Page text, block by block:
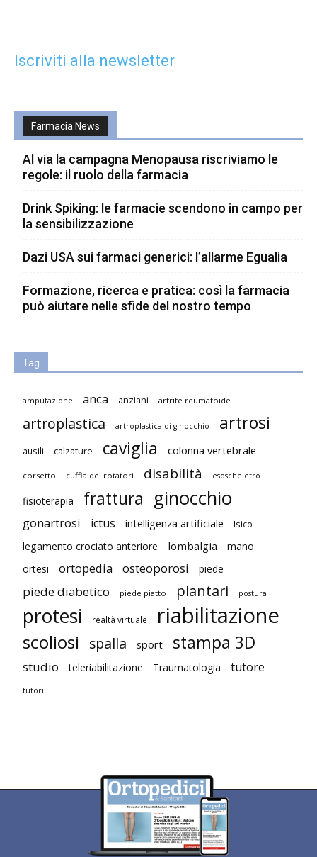
Iscriviti alla newsletter
Farmacia News
Al via la campagna Menopausa riscriviamo le
regole: il ruolo della farmacia
Drink Spiking: le farmacie scendono in campo per
la sensibilizzazione
Dazi USA sui farmaci generici: l’allarme Egualia
Formazione, ricerca e pratica: così la farmacia
può aiutare nelle sfide del nostro tempo
Tag
amputazione anca anziani artrite reumatoide
artroplastica artroplastica di ginocchio artrosi
ausili calzature caviglia colonna vertebrale
corsetto cuffia dei rotatori disabilità esoscheletro
fisioterapia frattura ginocchio
gonartrosi ictus intelligenza artificiale Isico
legamento crociato anteriore lombalgia
mano
ortesi
ortopedia osteoporosi piede
piede diabetico piede piatto plantari postura
protesi realtà virtuale riabilitazione
scoliosi spalla sport stampa 3D
studio teleriabilitazione Traumatologia tutore
tutori